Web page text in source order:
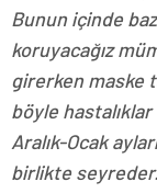
Bunun içinde
koruyacağız
girerken maske
böyle hastalıklar
Aralık-Ocak
birlikte